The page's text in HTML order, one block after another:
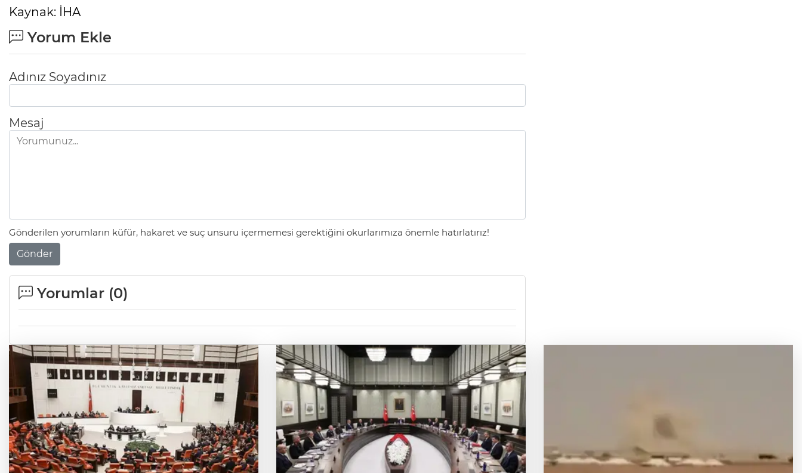
Kaynak: İHA
Yorum Ekle
Adınız Soyadınız
Mesaj
Gönderilen yorumların küfür, hakaret ve suç unsuru içermemesi gerektiğini okurlarımıza önemle hatırlatırız!
Gönder
Yorumlar (0)